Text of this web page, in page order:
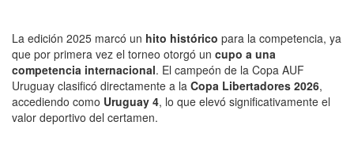
La edición 2025 marcó un hito histórico para la competencia, ya
que por primera vez el torneo otorgó un cupo a una
competencia internacional. El campeón de la Copa AUF
Uruguay clasificó directamente a la Copa Libertadores 2026,
accediendo como Uruguay 4, lo que elevó significativamente el
valor deportivo del certamen.